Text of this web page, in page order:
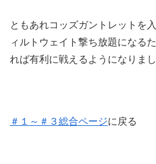
ともあれコッズガントレットを
ィルトウェイト撃ち放題になる
れば有利に戦えるようになりまし
＃１～＃３総合ページに戻る